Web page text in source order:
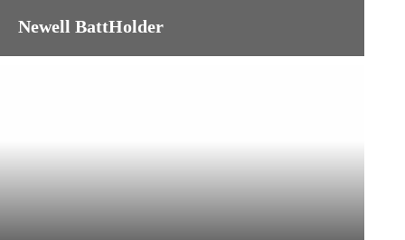
Newell BattHolder